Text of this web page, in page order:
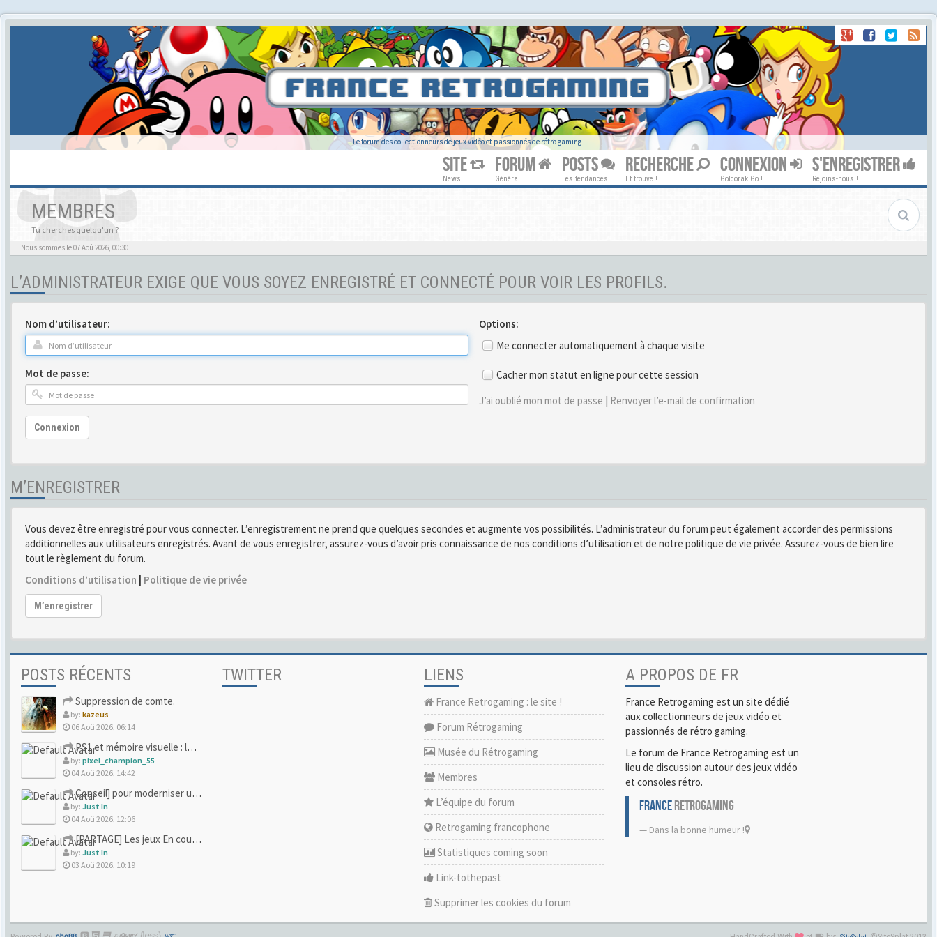
Le forum des collectionneurs de jeux vidéo et passionnés de rétro gaming !
SITE
News
FORUM
Général
POSTS
Les tendances
RECHERCHE
Et trouve !
CONNEXION
Goldorak Go !
S'ENREGISTRER
Rejoins-nous !
MEMBRES
Tu cherches quelqu'un ?
Nous sommes le 07 Aoû 2026, 00:30
L’ADMINISTRATEUR EXIGE QUE VOUS SOYEZ ENREGISTRÉ ET CONNECTÉ POUR VOIR LES PROFILS.
Nom d’utilisateur:
Mot de passe:
Connexion
Options:
Me connecter automatiquement à chaque visite
Cacher mon statut en ligne pour cette session
J’ai oublié mon mot de passe | Renvoyer l’e-mail de confirmation
M’ENREGISTRER
Vous devez être enregistré pour vous connecter. L’enregistrement ne prend que quelques secondes et augmente vos possibilités. L’administrateur du forum peut également accorder des permissions
additionnelles aux utilisateurs enregistrés. Avant de vous enregistrer, assurez-vous d’avoir pris connaissance de nos conditions d’utilisation et de notre politique de vie privée. Assurez-vous de bien lire
tout le règlement du forum.
Conditions d’utilisation | Politique de vie privée
M’enregistrer
POSTS RÉCENTS
Suppression de comte.
by: kazeus
06 Aoû 2026, 06:14
PS1 et mémoire visuelle : le jeu qui vous a soufflé la premi
by: pixel_champion_55
04 Aoû 2026, 14:42
Conseil] pour moderniser un site (un peu trop) rétro
by: Just In
04 Aoû 2026, 12:06
[PARTAGE] Les jeux En cours/Terminés
by: Just In
03 Aoû 2026, 10:19
TWITTER LIENS
France Retrogaming : le site !
Forum Rétrogaming
Musée du Rétrogaming
Membres
L’équipe du forum
Retrogaming francophone
Statistiques coming soon
Link-tothepast
Supprimer les cookies du forum
A PROPOS DE FR
France Retrogaming est un site dédié
aux collectionneurs de jeux vidéo et
passionnés de rétro gaming.
Le forum de France Retrogaming est un
lieu de discussion autour des jeux vidéo
et consoles rétro.
FRANCERETROGAMING
Dans la bonne humeur !